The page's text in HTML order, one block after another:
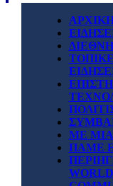
ΔΙΕΘΝΗ
ΜΕ
ΠΑΜΕ